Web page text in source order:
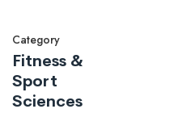
Category
Fitness &
Sport
Sciences